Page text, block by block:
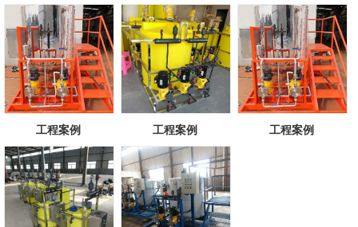
工程案例 工程案例 工程案例